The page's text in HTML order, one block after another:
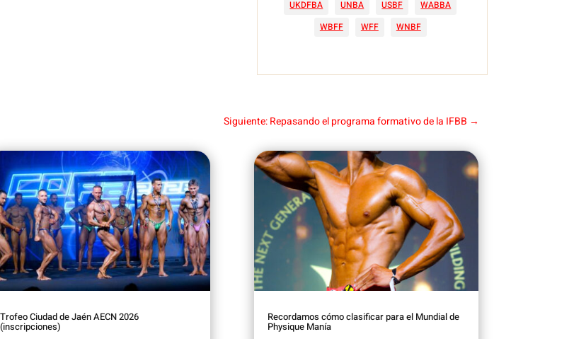
UKDFBA
UNBA USBF
WABBA
WBFF
WFF WNBF
Siguiente: Repasando el programa formativo de la IFBB →
Trofeo Ciudad de Jaén AECN 2026
(inscripciones)
Recordamos cómo clasificar para el Mundial de
Physique Manía